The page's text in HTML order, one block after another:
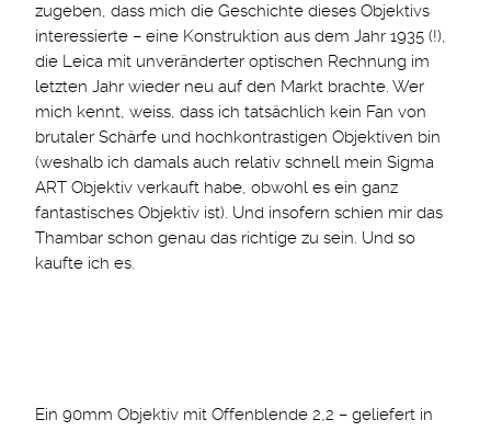
zugeben, dass mich die Geschichte dieses Objektivs
interessierte – eine Konstruktion aus dem Jahr 1935 (!),
die Leica mit unveränderter optischen Rechnung im
letzten Jahr wieder neu auf den Markt brachte. Wer
mich kennt, weiss, dass ich tatsächlich kein Fan von
brutaler Schärfe und hochkontrastigen Objektiven bin
(weshalb ich damals auch relativ schnell mein Sigma
ART Objektiv verkauft habe, obwohl es ein ganz
fantastisches Objektiv ist). Und insofern schien mir das
Thambar schon genau das richtige zu sein. Und so
kaufte ich es.
Ein 90mm Objektiv mit Offenblende 2,2 – geliefert in